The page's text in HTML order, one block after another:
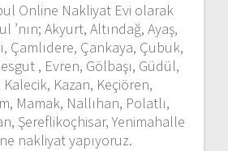
Online Nakliyat Evi olarak
’nın; Akyurt, Altındağ, Ayaş,
Çamlıdere, Çankaya, Çubuk,
, Evren, Gölbaşı, Güdül,
Kazan, Keçiören,
Mamak, Nallıhan, Polatlı,
Şereflikoçhisar, Yenimahalle
nakliyat yapıyoruz.